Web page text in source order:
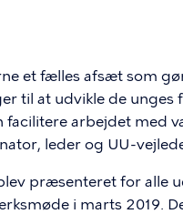
et fælles afsæt som
til at udvikle de
facilitere arbejdet med
leder og UU-
præsenteret for alle
i marts 2019.